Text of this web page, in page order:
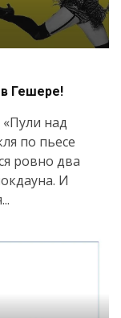
Гешере!
над
по пьесе
ровно два
И